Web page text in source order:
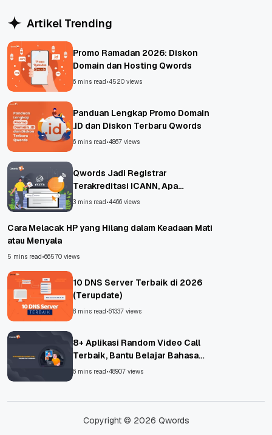
Artikel Trending
Promo Ramadan 2026: Diskon
Domain dan Hosting Qwords
6 mins read•4520 views
Panduan Lengkap Promo Domain
.ID dan Diskon Terbaru Qwords
6 mins read•4867 views
Qwords Jadi Registrar
Terakreditasi ICANN, Apa
Untungnya?
3 mins read•4466 views
Cara Melacak HP yang Hilang dalam Keadaan Mati
atau Menyala
5 mins read•66570 views
10 DNS Server Terbaik di 2026
(Terupdate)
8 mins read•61337 views
8+ Aplikasi Random Video Call
Terbaik, Bantu Belajar Bahasa
Asing!
6 mins read•48907 views
Copyright © 2026 Qwords